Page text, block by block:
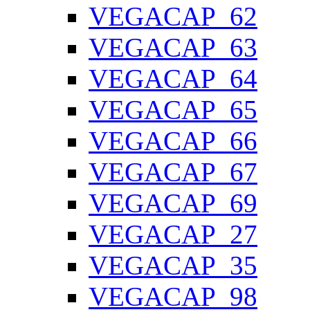
VEGACAP_62
VEGACAP_63
VEGACAP_64
VEGACAP_65
VEGACAP_66
VEGACAP_67
VEGACAP_69
VEGACAP_27
VEGACAP_35
VEGACAP_98